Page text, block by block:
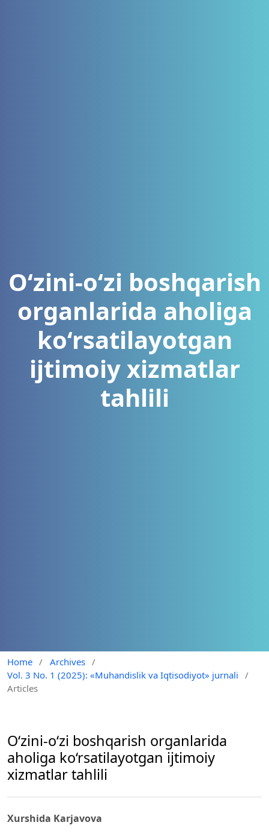
O‘zini-o‘zi boshqarish
organlarida aholiga
ko‘rsatilayotgan
ijtimoiy xizmatlar
tahlili
Home / Archives /
Vol. 3 No. 1 (2025): «Muhandislik va Iqtisodiyot» jurnali
/
Articles
O‘zini-o‘zi boshqarish organlarida
aholiga ko‘rsatilayotgan ijtimoiy
xizmatlar tahlili
Xurshida Karjavova